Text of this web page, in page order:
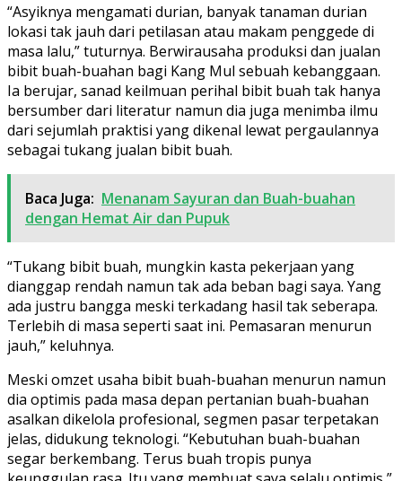
“Asyiknya mengamati durian, banyak tanaman durian
lokasi tak jauh dari petilasan atau makam penggede di
masa lalu,” tuturnya. Berwirausaha produksi dan jualan
bibit buah-buahan bagi Kang Mul sebuah kebanggaan.
Ia berujar, sanad keilmuan perihal bibit buah tak hanya
bersumber dari literatur namun dia juga menimba ilmu
dari sejumlah praktisi yang dikenal lewat pergaulannya
sebagai tukang jualan bibit buah.
Baca Juga: Menanam Sayuran dan Buah-buahan
dengan Hemat Air dan Pupuk
“Tukang bibit buah, mungkin kasta pekerjaan yang
dianggap rendah namun tak ada beban bagi saya. Yang
ada justru bangga meski terkadang hasil tak seberapa.
Terlebih di masa seperti saat ini. Pemasaran menurun
jauh,” keluhnya.
Meski omzet usaha bibit buah-buahan menurun namun
dia optimis pada masa depan pertanian buah-buahan
asalkan dikelola profesional, segmen pasar terpetakan
jelas, didukung teknologi. “Kebutuhan buah-buahan
segar berkembang. Terus buah tropis punya